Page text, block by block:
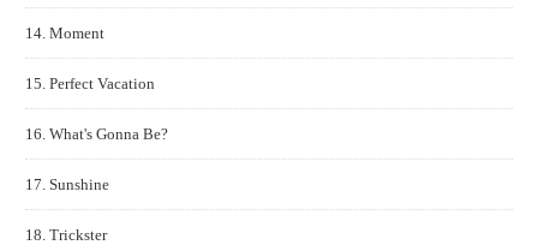
14. Moment
15. Perfect Vacation
16. What's Gonna Be?
17. Sunshine
18. Trickster